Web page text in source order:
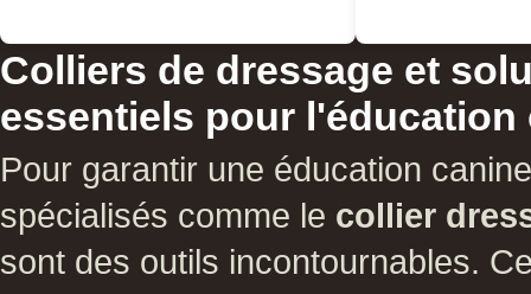
Colliers de dressage et
essentiels pour l'éducation
Pour garantir une éducation
spécialisés comme le collier
sont des outils incontournables.